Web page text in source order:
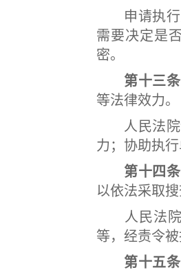
申请执行
需要决定是
密。
第十三条
等法律效力。
人民法院
力；协助执
第十四条
以依法采取搜
人民法院
等，经责令
第十五条